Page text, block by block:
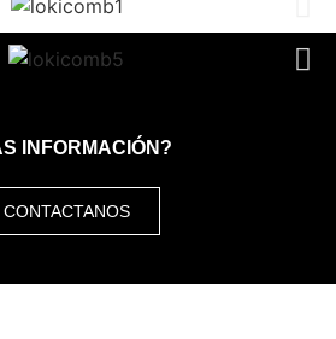
INFORMACIÓN?
CONTACTANOS